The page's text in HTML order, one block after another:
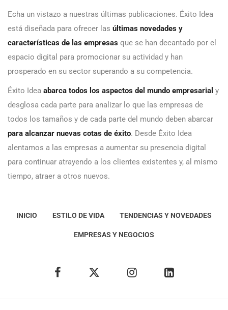
Echa un vistazo a nuestras últimas publicaciones. Éxito Idea
está diseñada para ofrecer las últimas novedades y
características de las empresas que se han decantado por el
espacio digital para promocionar su actividad y han
prosperado en su sector superando a su competencia.
Éxito Idea abarca todos los aspectos del mundo empresarial y
desglosa cada parte para analizar lo que las empresas de
todos los tamaños y de cada parte del mundo deben abarcar
para alcanzar nuevas cotas de éxito. Desde Éxito Idea
alentamos a las empresas a aumentar su presencia digital
para continuar atrayendo a los clientes existentes y, al mismo
tiempo, atraer a otros nuevos.
INICIO ESTILO DE VIDA TENDENCIAS Y NOVEDADES
EMPRESAS Y NEGOCIOS